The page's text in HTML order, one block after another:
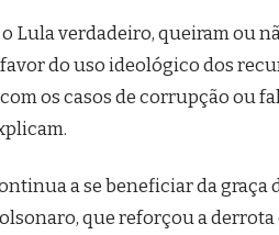
o Lula verdadeiro, queiram ou
do uso ideológico dos
os casos de corrupção ou
a se beneficiar da
que reforçou a